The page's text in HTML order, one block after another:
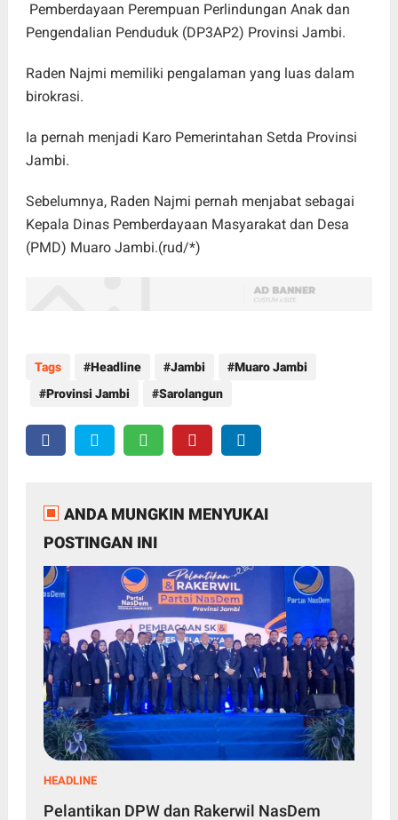
Pemberdayaan Perempuan Perlindungan Anak dan
Pengendalian Penduduk (DP3AP2) Provinsi Jambi.
Raden Najmi memiliki pengalaman yang luas dalam
birokrasi.
Ia pernah menjadi Karo Pemerintahan Setda Provinsi
Jambi.
Sebelumnya, Raden Najmi pernah menjabat sebagai
Kepala Dinas Pemberdayaan Masyarakat dan Desa
(PMD) Muaro Jambi.(rud/*)
Tags Headline Jambi
Muaro Jambi
Provinsi Jambi
Sarolangun
ANDA MUNGKIN MENYUKAI
POSTINGAN INI
HEADLINE
Pelantikan DPW dan Rakerwil NasDem